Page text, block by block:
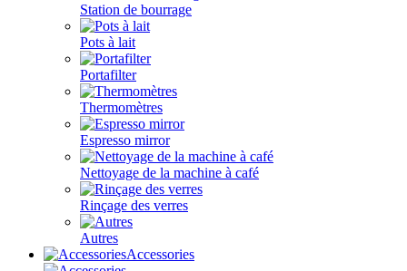
Station de bourrage
Pots à lait
Portafilter
Thermomètres
Espresso mirror
Nettoyage de la machine à café
Rinçage des verres
Autres
Accessories